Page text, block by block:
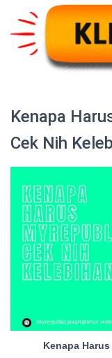
Kenapa
Cek Nih
Kenapa